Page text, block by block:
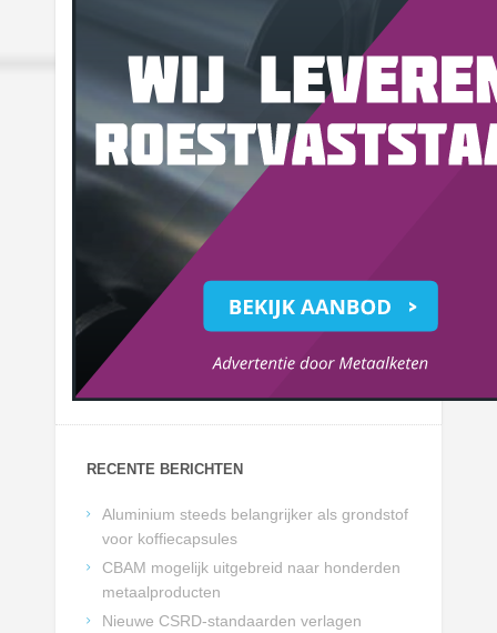
RECENTE BERICHTEN
Aluminium steeds belangrijker als grondstof
voor koffiecapsules
CBAM mogelijk uitgebreid naar honderden
metaalproducten
Nieuwe CSRD-standaarden verlagen